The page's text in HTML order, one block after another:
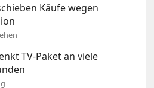
Käufe wegen
TV-Paket an viele